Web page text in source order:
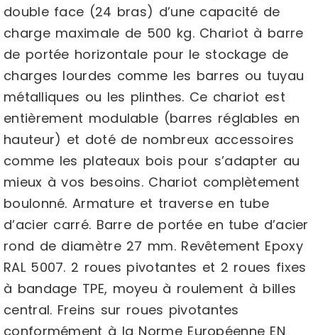
double face (24 bras) d’une capacité de
charge maximale de 500 kg. Chariot à barre
de portée horizontale pour le stockage de
charges lourdes comme les barres ou tuyau
métalliques ou les plinthes. Ce chariot est
entièrement modulable (barres réglables en
hauteur) et doté de nombreux accessoires
comme les plateaux bois pour s’adapter au
mieux à vos besoins. Chariot complètement
boulonné. Armature et traverse en tube
d’acier carré. Barre de portée en tube d’acier
rond de diamètre 27 mm. Revêtement Epoxy
RAL 5007. 2 roues pivotantes et 2 roues fixes
à bandage TPE, moyeu à roulement à billes
central. Freins sur roues pivotantes
conformément à la Norme Européenne EN